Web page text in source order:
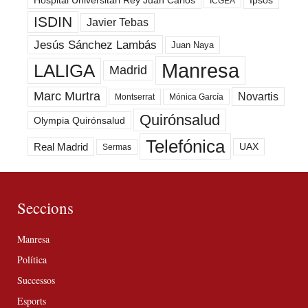
ISDIN Javier Tebas
Jesús Sánchez Lambás Juan Naya
LALIGA Madrid Manresa
Marc Murtra Montserrat Mónica García Novartis
Olympia Quirónsalud Quirónsalud
Real Madrid Sermas Telefónica UAX
Seccions
Manresa
Política
Successos
Esports